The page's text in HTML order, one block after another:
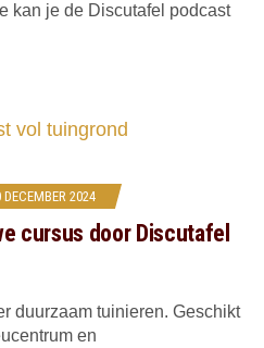
kan je de Discutafel podcast
DECEMBER 2024
cursus door Discutafel
duurzaam tuinieren. Geschikt
en